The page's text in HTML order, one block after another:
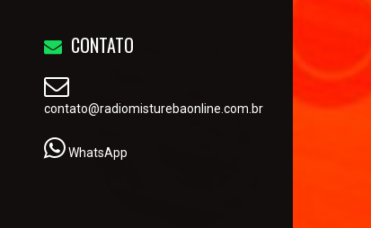
CONTATO
contato@radiomisturebaonline.com.br
WhatsApp